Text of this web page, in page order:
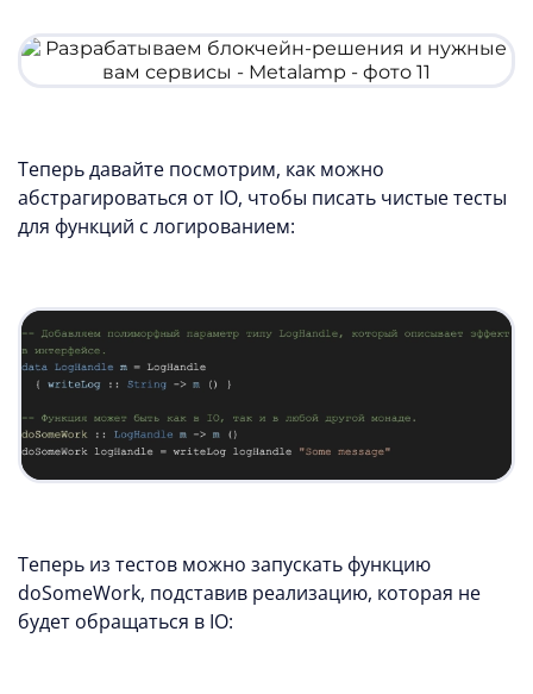
Теперь давайте посмотрим, как можно
абстрагироваться от IO, чтобы писать чистые тесты
для функций с логированием:
Теперь из тестов можно запускать функцию
doSomeWork, подставив реализацию, которая не
будет обращаться в IO: